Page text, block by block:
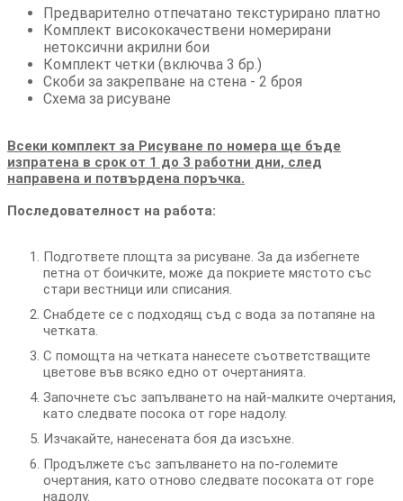
Предварително отпечатано текстурирано платно
Комплект висококачествени номерирани
нетоксични акрилни бои
Комплект четки (включва 3 бр.)
Скоби за закрепване на стена - 2 броя
Схема за рисуване
Всеки комплект за Рисуване по номера ще бъде
изпратена в срок от 1 до 3 работни дни, след
направена и потвърдена поръчка.
Последователност на работа:
Подгответе площта за рисуване. За да избегнете
петна от боичките, може да покриете мястото със
стари вестници или списания.
Снабдете се с подходящ съд с вода за потапяне на
четката.
С помощта на четката нанесете съответстващите
цветове във всяко едно от очертанията.
Започнете със запълването на най-малките очертания,
като следвате посока от горе надолу.
Изчакайте, нанесената боя да изсъхне.
Продължете със запълването на по-големите
очертания, като отново следвате посоката от горе
надолу.